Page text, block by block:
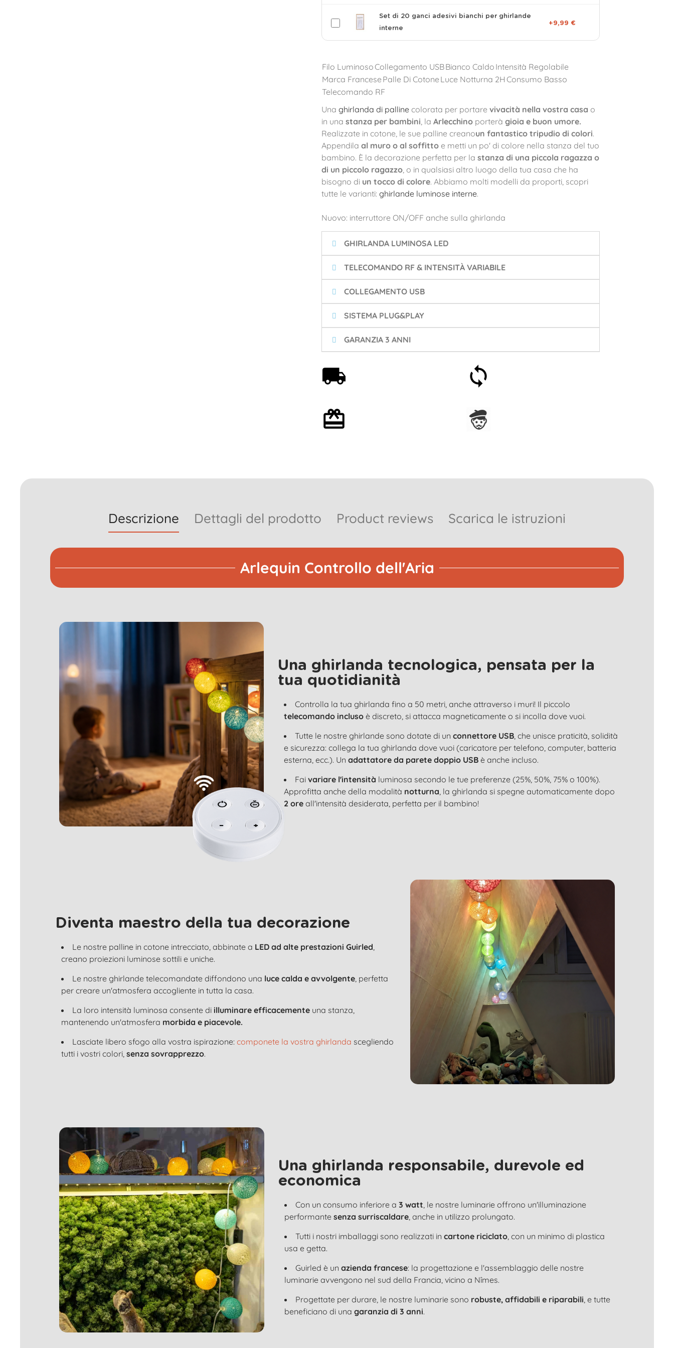
Set di 20 ganci adesivi bianchi per ghirlande
interne
+9,99 €
Filo LuminosoCollegamento USBBianco Caldo Intensità Regolabile
Marca Francese Palle Di Cotone Luce Notturna 2H Consumo Basso
Telecomando RF
Una ghirlanda di pallinecolorata per portare vivacità nella vostra casa o
in una stanza per bambini, la Arlecchinoporterà gioia e buon umore.
Realizzate in cotone, le sue palline creanoun fantastico tripudio di colori.
Appendila al muro o al soffittoe metti un po' di colore nella stanza del tuo
bambino. È la decorazione perfetta per la stanza di una piccola ragazza o
di un piccolo ragazzo, o in qualsiasi altro luogo della tua casa che ha
bisogno diun tocco di colore. Abbiamo molti modelli da proporti, scopri
tutte le varianti: ghirlande luminose interne.
Nuovo: interruttore ON/OFF anche sulla ghirlanda
GHIRLANDA LUMINOSA LED
TELECOMANDO RF & INTENSITÀ VARIABILE
COLLEGAMENTO USB
SISTEMA PLUG&PLAY
GARANZIA 3 ANNI
Descrizione Dettagli del prodotto Product reviews Scarica le istruzioni
Arlequin Controllo dell'Aria
Una ghirlanda tecnologica, pensata per la
tua quotidianità
Controlla la tua ghirlanda fino a 50 metri, anche attraverso i muri! Il piccolo
telecomando incluso è discreto, si attacca magneticamente o si incolla dove vuoi.
Tutte le nostre ghirlande sono dotate di unconnettore USB, che unisce praticità, solidità
e sicurezza: collega la tua ghirlanda dove vuoi (caricatore per telefono, computer, batteria
esterna, ecc.). Unadattatore da parete doppio USB è anche incluso.
Faivariare l'intensità luminosa secondo le tue preferenze (25%, 50%, 75% o 100%).
Approfitta anche della modalità notturna, la ghirlanda si spegne automaticamente dopo
2 ore all'intensità desiderata, perfetta per il bambino!
Diventa maestro della tua decorazione
Le nostre palline in cotone intrecciato, abbinate a LED ad alte prestazioni Guirled,
creano proiezioni luminose sottili e uniche.
Le nostre ghirlande telecomandate diffondono una luce calda e avvolgente, perfetta
per creare un'atmosfera accogliente in tutta la casa.
La loro intensità luminosa consente di illuminare efficacemente una stanza,
mantenendo un'atmosfera morbida e piacevole.
Lasciate libero sfogo alla vostra ispirazione: componete la vostra ghirlanda scegliendo
tutti i vostri colori, senza sovrapprezzo.
Una ghirlanda responsabile, durevole ed
economica
Con un consumo inferiore a 3 watt, le nostre luminarie offrono un'illuminazione
performante senza surriscaldare, anche in utilizzo prolungato.
Tutti i nostri imballaggi sono realizzati in cartone riciclato, con un minimo di plastica
usa e getta.
Guirled è un azienda francese: la progettazione e l'assemblaggio delle nostre
luminarie avvengono nel sud della Francia, vicino a Nîmes.
Progettate per durare, le nostre luminarie sono robuste, affidabili e riparabili, e tutte
beneficiano di una garanzia di 3 anni.